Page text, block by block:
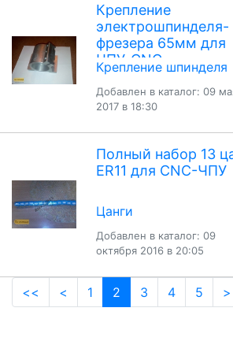
Крепление
электрошпинделя-
фрезера 65мм для
ЧПУ-CNC
Крепление шпинделя
Добавлен в каталог: 09
2017 в 18:30
Полный набор 13
ER11 для CNC-ЧПУ
Цанги
Добавлен в каталог: 09
октября 2016 в 20:05
<< < 1 2 (current)
3 4 5 >